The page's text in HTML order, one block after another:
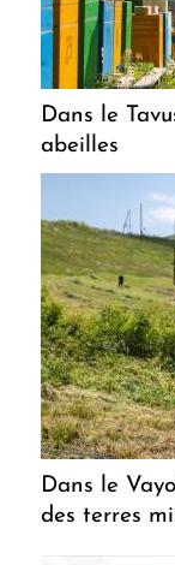
Dans le
abeilles
Dans le
des terres